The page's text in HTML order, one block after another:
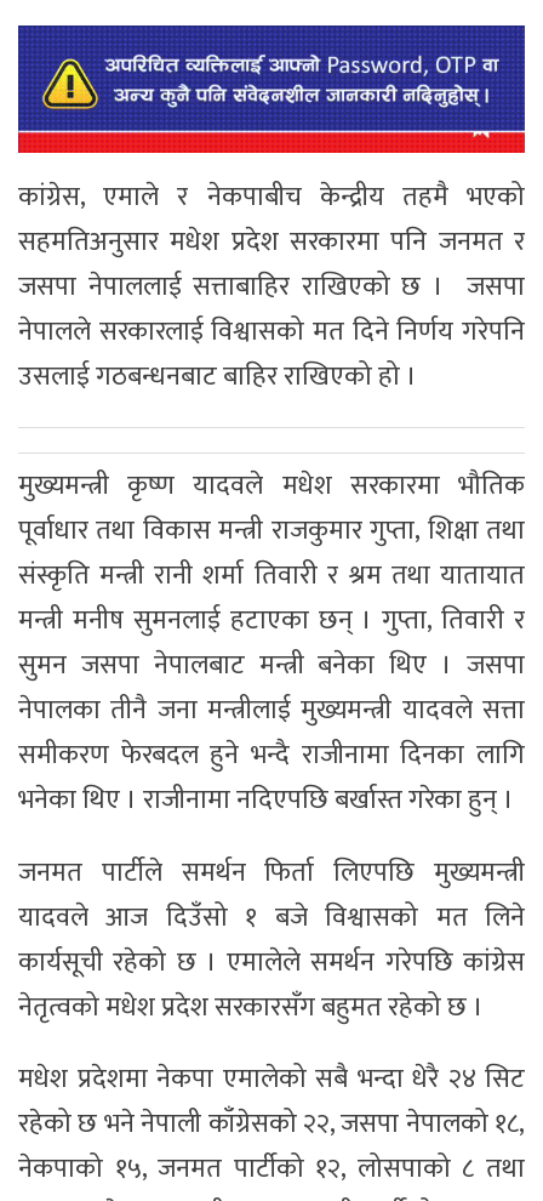
कांग्रेस, एमाले र नेकपाबीच केन्द्रीय तहमै भएको
सहमतिअनुसार मधेश प्रदेश सरकारमा पनि जनमत र
जसपा नेपाललाई सत्ताबाहिर राखिएको छ । जसपा
नेपालले सरकारलाई विश्वासको मत दिने निर्णय गरेपनि
उसलाई गठबन्धनबाट बाहिर राखिएको हो ।
मुख्यमन्त्री कृष्ण यादवले मधेश सरकारमा भौतिक
पूर्वाधार तथा विकास मन्त्री राजकुमार गुप्ता, शिक्षा तथा
संस्कृति मन्त्री रानी शर्मा तिवारी र श्रम तथा यातायात
मन्त्री मनीष सुमनलाई हटाएका छन् । गुप्ता, तिवारी र
सुमन जसपा नेपालबाट मन्त्री बनेका थिए । जसपा
नेपालका तीनै जना मन्त्रीलाई मुख्यमन्त्री यादवले सत्ता
समीकरण फेरबदल हुने भन्दै राजीनामा दिनका लागि
भनेका थिए । राजीनामा नदिएपछि बर्खास्त गरेका हुन् ।
जनमत पार्टीले समर्थन फिर्ता लिएपछि मुख्यमन्त्री
यादवले आज दिउँसो १ बजे विश्वासको मत लिने
कार्यसूची रहेको छ । एमालेले समर्थन गरेपछि कांग्रेस
नेतृत्वको मधेश प्रदेश सरकारसँग बहुमत रहेको छ ।
मधेश प्रदेशमा नेकपा एमालेको सबै भन्दा धेरै २४ सिट
रहेको छ भने नेपाली काँग्रेसको २२, जसपा नेपालको १८,
नेकपाको १५, जनमत पार्टीको १२, लोसपाको ८ तथा